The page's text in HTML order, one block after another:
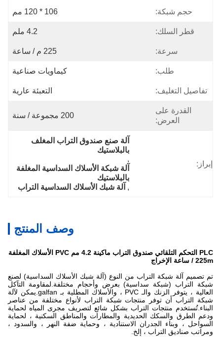
حجم شبكة: 106 * 120 مم
قطر السلك: 4.2 ملم
سرعة: 225 م / ساعة
طلب: كيماويات صناعية
تفاصيل التغليف: التعبئة عارية
القدرة على
العرض:
200 مجموعة / سنة
إبراز:
آلة صنع صندوق التراب المغلف
بالبلاستيك
,
آلة شبكة الأسلاك السداسية المغلفة
بالبلاستيك
, آلة شبك الأسلاك السداسية التراب
وصف المنتج
PLC التحكم التلقائي صندوق التراب ماكينة 4.2 مم PVC الأسلاك المغلفة
225m / ساعة الإخراج
تم تصميم آلة شبكة التراب من النوع (آلة شبك الأسلاك السداسية) لصنع
شبكة التراب (شبكة سداسية) بعرض وأحجام مختلفة.لمقاومة التآكل
العالية ، يتوفر الزنك والـ PVC ، والأسلاك المطلية بـ galfan.يمكن لآلة
شبكة التراب أن توفر منتجات شبكة التراب لأنواع مختلفة من عناصر
البناء.تُستخدم منتجات التراب بشكل شائع لتصريف مجرى المياه لحماية
ودعم الطرق والسكك الحديدية والمطارات والمناطق السكنية ، لحماية
السواحل ، وبناء الجدران الاستنادية ، وحماية ضفة النهر ، والسدود ،
ومراتب صناديق التراب ، إلخ.